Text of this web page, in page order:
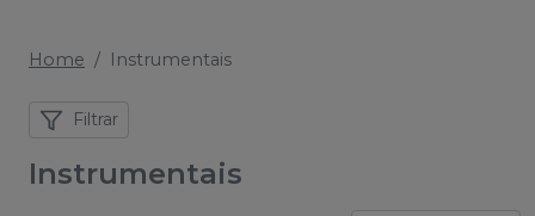
Home Instrumentais
Filtrar
Instrumentais